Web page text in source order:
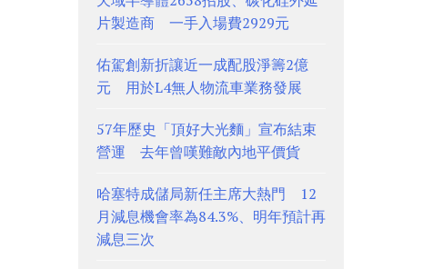
片製造商 一手入場費2929元
佑駕創新折讓近一成配股淨籌2億
元 用於L4無人物流車業務發展
57年歷史「頂好大光麵」宣布結束
營運 去年曾嘆難敵內地平價貨
哈塞特成儲局新任主席大熱門 12
月減息機會率為84.3%、明年預計再
減息三次